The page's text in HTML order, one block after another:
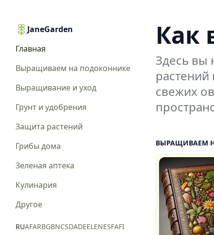
JaneGarden
Главная
Выращиваем на подоконнике
Выращивание и уход
Грунт и удобрения
Защита растений
Грибы дома
Зеленая аптека
Кулинария
Другое
RUAFARBGBNCSDADEELENESFAFI
Как
Здесь вы
свежих
ВЫРАЩИВАЕМ